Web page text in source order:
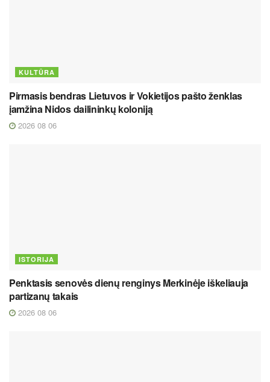
KULTŪRA
Pirmasis bendras Lietuvos ir Vokietijos pašto ženklas
įamžina Nidos dailininkų koloniją
2026 08 06
ISTORIJA
Penktasis senovės dienų renginys Merkinėje iškeliauja
partizanų takais
2026 08 06